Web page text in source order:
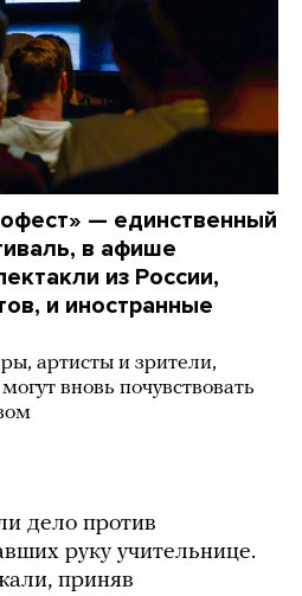
— единственный
в афише
из России,
и иностранные
артисты и зрители,
вновь почувствовать
дело против
руку учительнице.
приняв